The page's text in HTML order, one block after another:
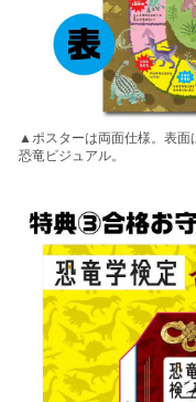
▲ポスターは両面仕様。表面
恐竜ビジュアル。